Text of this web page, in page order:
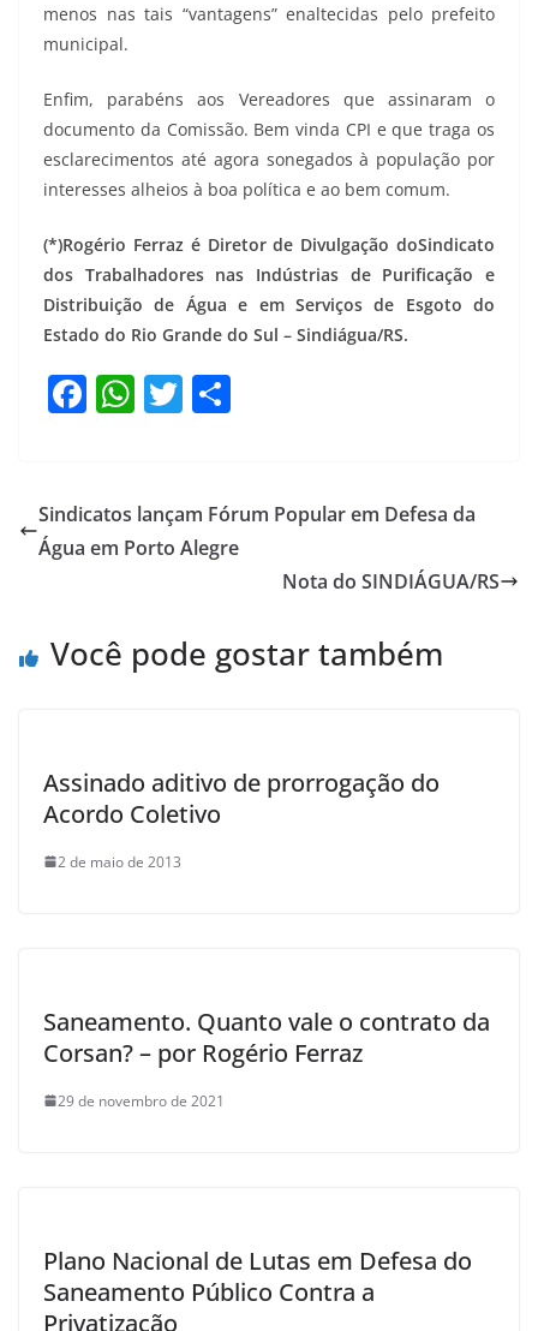
menos nas tais “vantagens” enaltecidas pelo prefeito
municipal.
Enfim, parabéns aos Vereadores que assinaram o
documento da Comissão. Bem vinda CPI e que traga os
esclarecimentos até agora sonegados à população por
interesses alheios à boa política e ao bem comum.
(*)Rogério Ferraz é Diretor de Divulgação doSindicato
dos Trabalhadores nas Indústrias de Purificação e
Distribuição de Água e em Serviços de Esgoto do
Estado do Rio Grande do Sul – Sindiágua/RS.
F
e
b
k
W
s
A
T
er e
Sindicatos lançam Fórum Popular em Defesa da
Água em Porto Alegre
Nota do SINDIÁGUA/RS
Você pode gostar também
Assinado aditivo de prorrogação do
Acordo Coletivo
2 de maio de 2013
Saneamento. Quanto vale o contrato da
Corsan? – por Rogério Ferraz
29 de novembro de 2021
Plano Nacional de Lutas em Defesa do
Saneamento Público Contra a
Privatização